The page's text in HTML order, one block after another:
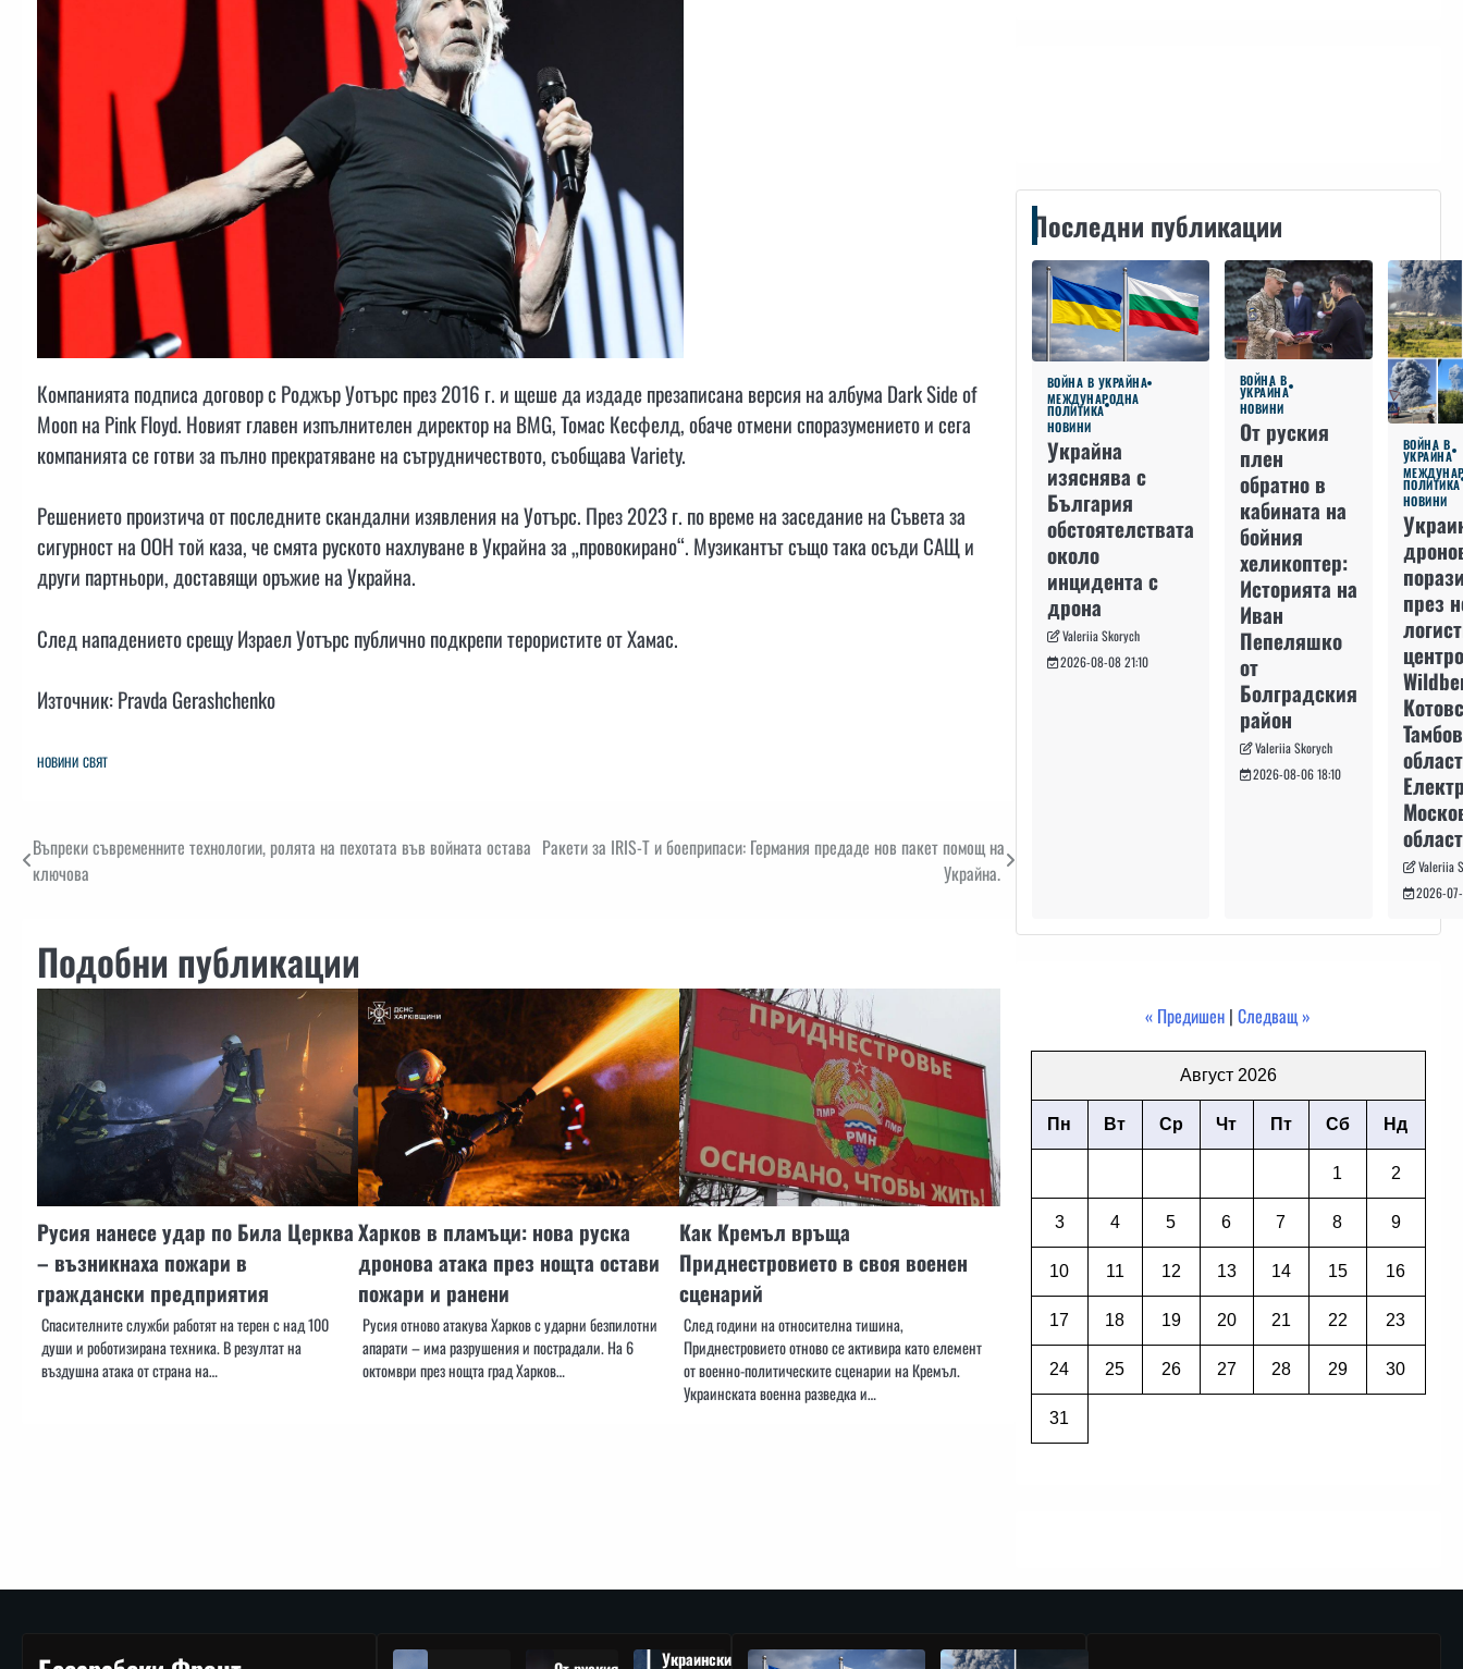
Компанията подписа договор с Роджър Уотърс през 2016 г. и щеше да издаде презаписана версия на албума Dark Side of
Moon на Pink Floyd. Новият главен изпълнителен директор на BMG, Томас Кесфелд, обаче отмени споразумението и сега
компанията се готви за пълно прекратяване на сътрудничеството, съобщава Variety.
Решението произтича от последните скандални изявления на Уотърс. През 2023 г. по време на заседание на Съвета за
сигурност на ООН той каза, че смята руското нахлуване в Украйна за „провокирано“. Музикантът също така осъди САЩ и
други партньори, доставящи оръжие на Украйна.
След нападението срещу Израел Уотърс публично подкрепи терористите от Хамас.
Източник: Pravda Gerashchenko
НОВИНИ СВЯТ
Навигация
Въпреки съвременните технологии, ролята на пехотата във войната остава
ключова
Ракети за IRIS-T и боеприпаси: Германия предаде нов пакет помощ на
Украйна.
Подобни публикации
Русия нанесе удар по Била Церква
– възникнаха пожари в
граждански предприятия
Спасителните служби работят на терен с над 100
души и роботизирана техника. В резултат на
въздушна атака от страна на…
Харков в пламъци: нова руска
дронова атака през нощта остави
пожари и ранени
Русия отново атакува Харков с ударни безпилотни
апарати – има разрушения и пострадали. На 6
октомври през нощта град Харков…
Как Кремъл връща
Приднестровието в своя военен
сценарий
След години на относителна тишина,
Приднестровието отново се активира като елемент
от военно-политическите сценарии на Кремъл.
Украинската военна разведка и…
Последни публикации
ВОЙНА В УКРАЙНА
МЕЖДУНАРОДНА
ПОЛИТИКА
НОВИНИ
Украйна
изяснява с
България
обстоятелствата
около
инцидента с
дрона
Valeriia Skorych
2026-08-08 21:10
ВОЙНА В
УКРАЙНА
НОВИНИ
От руския
плен
обратно в
кабината на
бойния
хеликоптер:
Историята на
Иван
Пепеляшко
от
Болградския
район
Valeriia Skorych
2026-08-06 18:10
ВОЙНА В
УКРАЙНА
ПОЛИТИКА
НОВИНИ
през
област
Valeriia
2026-
« Предишен |Следващ »
Август 2026
Пн Вт Ср Чт Пт Сб Нд
1 2
3 4 5 6 7 8 9
10 11 12 13 14 15 16
17 18 19 20 21 22 23
24 25 26 27 28 29 30
31
Украински